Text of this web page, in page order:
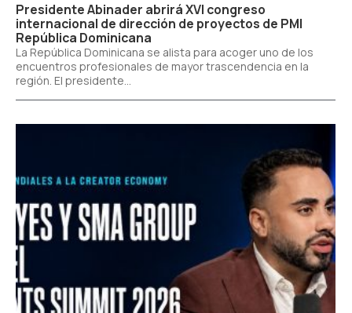
Presidente Abinader abrirá XVI congreso
internacional de dirección de proyectos de PMI
República Dominicana
La República Dominicana se alista para acoger uno de los
encuentros profesionales de mayor trascendencia en la
región. El presidente...